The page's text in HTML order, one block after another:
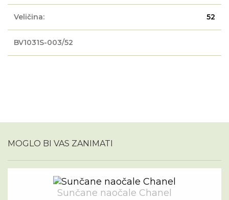
Veličina: 52
BV1031S-003/52
MOGLO BI VAS ZANIMATI
Sunčane naočale Chanel